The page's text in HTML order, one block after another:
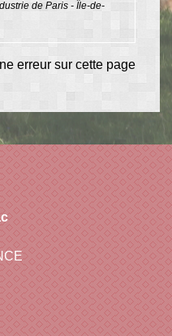
de Paris - Île-de-
erreur sur cette page